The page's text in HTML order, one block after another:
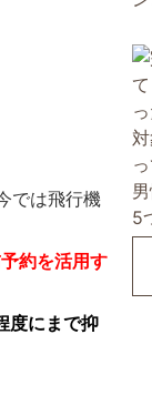
では飛行機
約を活用す
度にまで抑